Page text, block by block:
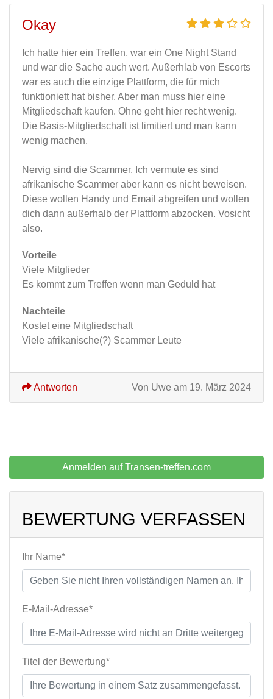
Okay
Ich hatte hier ein Treffen, war ein One Night Stand
und war die Sache auch wert. Außerhlab von Escorts
war es auch die einzige Plattform, die für mich
funktioniett hat bisher. Aber man muss hier eine
Mitgliedschaft kaufen. Ohne geht hier recht wenig.
Die Basis-Mitgliedschaft ist limitiert und man kann
wenig machen.
Nervig sind die Scammer. Ich vermute es sind
afrikanische Scammer aber kann es nicht beweisen.
Diese wollen Handy und Email abgreifen und wollen
dich dann außerhalb der Plattform abzocken. Vosicht
also.
Vorteile
Viele Mitglieder
Es kommt zum Treffen wenn man Geduld hat
Nachteile
Kostet eine Mitgliedschaft
Viele afrikanische(?) Scammer Leute
Von Uwe am 19. März 2024
Antworten
Anmelden auf Transen-treffen.com
BEWERTUNG VERFASSEN
Ihr Name*
E-Mail-Adresse*
Titel der Bewertung*